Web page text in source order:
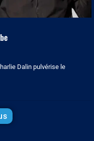
Dalin pulvérise le